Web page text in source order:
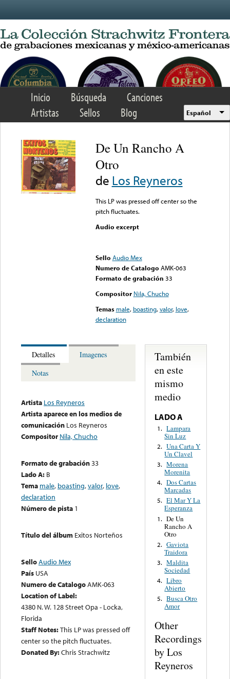
Inicio Búsqueda
Canciones
Artistas
Sellos Blog Español
De Un Rancho A
Otro
de Los Reyneros
This LP was pressed off center so the
pitch fluctuates.
Audio excerpt
Sello Audio Mex
Numero de Catalogo AMK-063
Formato de grabación 33
Compositor Nila, Chucho
Temas male, boasting,valor, love,
declaration
Detalles
Imagenes
Notas
Artista Los Reyneros
Artista aparece en los medios de
comunicación Los Reyneros
Compositor Nila, Chucho
Formato de grabación33
Lado A: B
Tema male, boasting,valor, love,
declaration
Número de pista 1
Título del álbum Exitos Norteños
SelloAudio Mex
País USA
Numero de CatalogoAMK-063
Location of Label:
4380 N. W. 128 Street Opa - Locka,
Florida
Staff Notes:This LP was pressed off
center so the pitch fluctuates.
Donated By:Chris Strachwitz
También
en este
mismo
medio
LADO A
1. Lampara
Sin Luz
2. Una Carta Y
Un Clavel
3. Morena
Morenita
4. Dos Cartas
Marcadas
5. El Mar Y La
Esperanza
1. De Un
Rancho A
Otro
2. Gaviota
Traidora
3. Maldita
Sociedad
4. Libro
Abierto
5. Busca Otro
Amor
Other
Recordings
by Los
Reyneros